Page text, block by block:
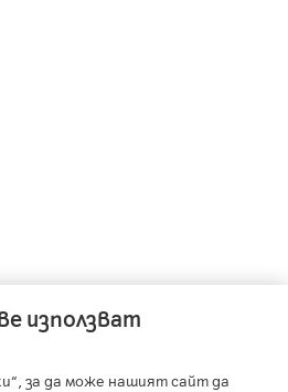
използват
за да може нашият сайт да